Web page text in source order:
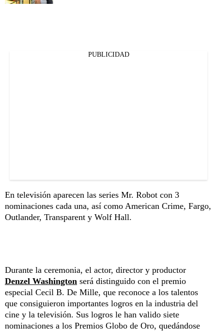
PUBLICIDAD
En televisión aparecen las series Mr. Robot con 3
nominaciones cada una, así como American Crime, Fargo,
Outlander, Transparent y Wolf Hall.
Durante la ceremonia, el actor, director y productor
Denzel Washington será distinguido con el premio
especial Cecil B. De Mille, que reconoce a los talentos
que consiguieron importantes logros en la industria del
cine y la televisión. Sus logros le han valido siete
nominaciones a los Premios Globo de Oro, quedándose